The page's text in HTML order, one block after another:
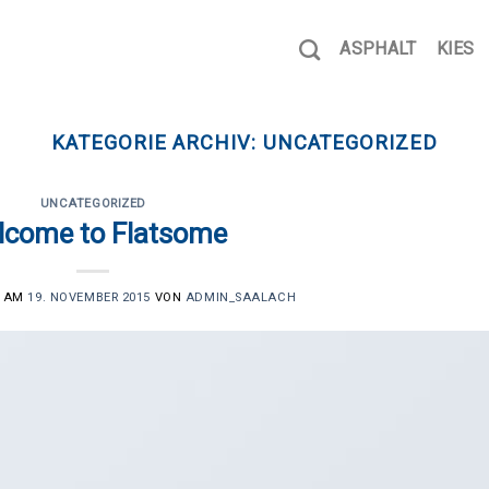
ASPHALT KIES
KATEGORIE ARCHIV: UNCATEGORIZED
UNCATEGORIZED
to Flatsome
AM19. NOVEMBER 2015 VON ADMIN_SAALACH